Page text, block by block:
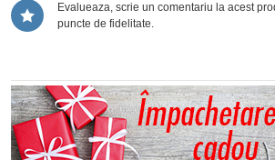
Evalueaza, scrie un comentariu la acest
puncte de fidelitate.